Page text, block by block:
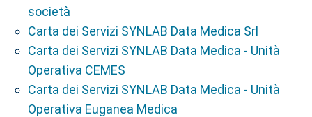
società
Carta dei Servizi SYNLAB Data Medica Srl
Carta dei Servizi SYNLAB Data Medica - Unità
Operativa CEMES
Carta dei Servizi SYNLAB Data Medica - Unità
Operativa Euganea Medica